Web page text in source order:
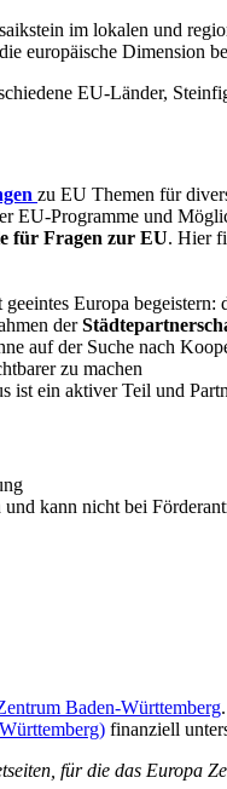
im lokalen und
europäische Dimension
zu EU Themen für
EU-Programme und
für Fragen zur EU. Hier
Europa begeistern:
der
auf der Suche nach
zu machen
ist ein aktiver Teil und
kann nicht bei
Baden-Württemberg
finanziell
für die das Europa